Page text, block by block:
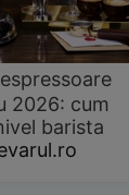
2026: cum
barista